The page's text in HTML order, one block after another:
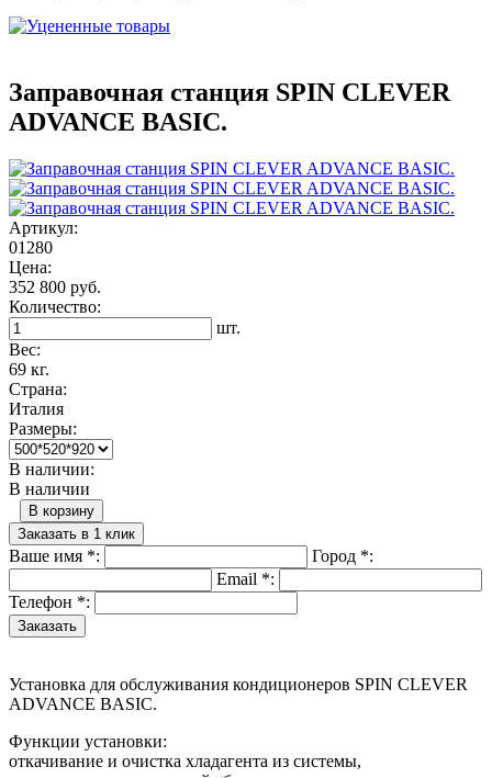
Заправочная станция SPIN CLEVER
ADVANCE BASIC.
Артикул:
01280
Цена:
352 800 руб.
Количество:
шт.
Вес:
69 кг.
Страна:
Италия
Размеры:
В наличии:
В наличии
В корзину
Заказать в 1 клик
Ваше имя *: Город *:
Email *:
Телефон *:
Установка для обслуживания кондиционеров SPIN CLEVER
ADVANCE BASIC.
Функции установки:
откачивание и очистка хладагента из системы,